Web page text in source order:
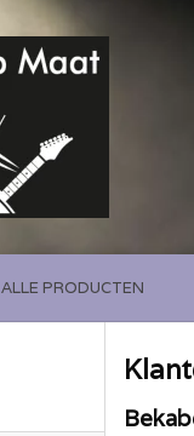
ALLE PRODUCTEN